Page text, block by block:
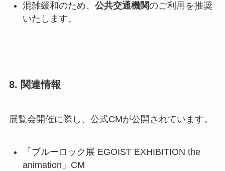
混雑緩和のため、 公共交通機関のご利用を推奨
いたします。
8. 関連情報
展覧会開催に際し、公式CMが公開されています。
「ブルーロック展 EGOIST EXHIBITION the
animation」CM